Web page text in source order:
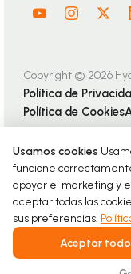
Copyright © 2026
Política de
Política de Cookies
Usamos cookies
funcione
apoyar el marketing y
aceptar todas las
sus preferencias.
Aceptar todo